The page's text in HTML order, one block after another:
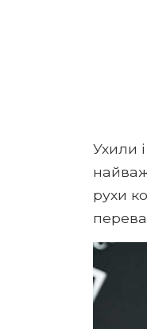
Ухили
рухи